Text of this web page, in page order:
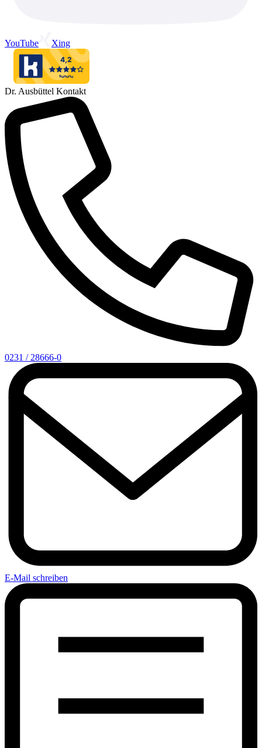
YouTube Xing
Dr. Ausbüttel Kontakt
0231 / 28666-0
E-Mail schreiben